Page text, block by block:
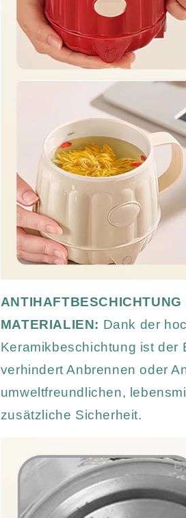
MATERIALIEN: Dank der
Keramikbeschichtung ist der
verhindert Anbrennen oder
umweltfreundlichen,
zusätzliche Sicherheit.